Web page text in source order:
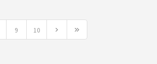
9 10